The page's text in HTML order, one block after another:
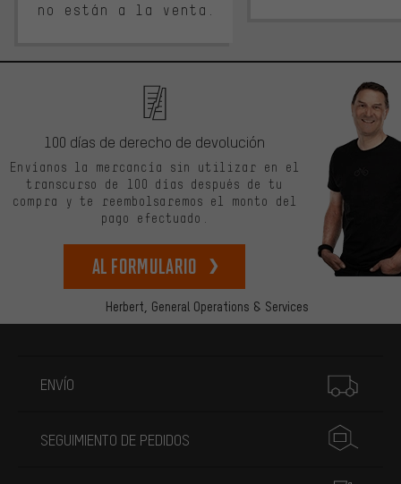
no están a la venta.
Herbert, General Operations & Services
100 días de derecho de devolución
Envíanos la mercancía sin utilizar en el
transcurso de 100 días después de tu
compra y te reembolsaremos el monto del
pago efectuado.
Al formulario
ENVÍO
SEGUIMIENTO DE PEDIDOS